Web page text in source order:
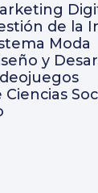
de la
Moda
y
Ciencias